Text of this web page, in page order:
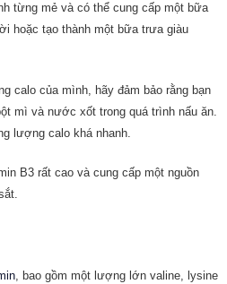
từng mẻ và có thể cung cấp một bữa
hoặc tạo thành một bữa trưa giàu
calo của mình, hãy đảm bảo rằng bạn
mì và nước xốt trong quá trình nấu ăn.
lượng calo khá nhanh.
B3 rất cao và cung cấp một nguồn
, bao gồm một lượng lớn valine, lysine